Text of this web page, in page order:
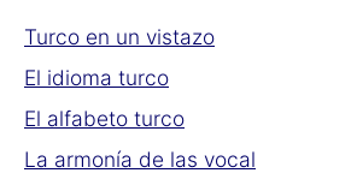
Turco en un vistazo
El idioma turco
El alfabeto turco
La armonía de las vocal